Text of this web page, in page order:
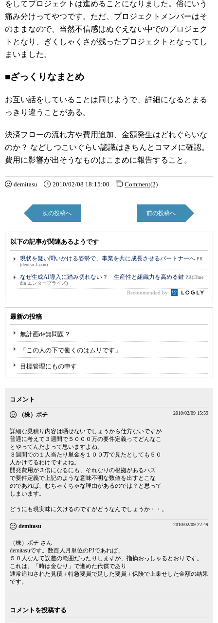
をしてプロジェクトは進めることになりました。俗にいう
痛み分けってやつです。ただ、プロジェクトメンバーはそ
のままなので、当然不信感はぬぐえない中でのプロジェク
トとなり、ぎくしゃくさが残ったプロジェクトとなってし
まいました。
■ざっくりなまとめ
お互い話をしていることは同じようで、詳細になるとまる
っきり違うことがある。
決済フローの流れ方や費用追加、金額発生はどれぐらいな
のか？ などしつこいぐらい認識はきちんとコマメに確認。
費用に影響が出そうなものはこまめに報告すること。
demitasu 2010/02/08 18:15:00 Comment(2)
次の投稿へ 前の投稿へ
以下の記事が関連あるようです
現状を疑い問いかける姿勢で、事業を共に成長させるパートナーへ PR
(dentsu Japan)
なぜ生成AI導入に踏み切れない？ 生産性と組織力を高める鍵 PR(ITme
dia エンタープライズ)
Recommended by
最新の投稿
無計画de無問題？
「この人の下で働くのはムリです」
目標管理にもの申す
コメント
（株）ポチ 2010/02/09 15:59
詳細な見積り内容は晒せないでしょうから仕方ないですが
普通に考えて３週間で５０００万の要件定義ってどんなこ
とやってんだよって思いますよね。
３週間での１人当たり単金を１００万で見たとしても５０
人かけてるわけですよね。
開発費用が３倍になるにも、それなりの根拠があるハズ
で要件定義で上記のような意味不明な数値を出すとこな
のであれば、むちゃくちゃな理由があるのでは？と思って
しまいます。
どうにも現実味に欠けるのですがどうなんでしょうか・・。
demitasu 2010/02/09 22:49
（株）ポチ さん
demitasuです。数百人月単位のPJであれば、
５０人なんて誤差の範囲だったりしますが、指摘おっしゃるとおりです。
これは、「時は金なり」で進めた代償であり
通常追加された見積＋特急要員で足した要員＋保険で上乗せした金額の結果
です。
コメントを投稿する